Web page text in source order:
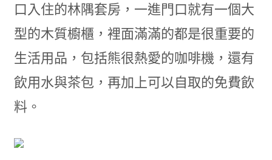
口入住的林隅套房，一進門口就有一個大
型的木質櫥櫃，裡面滿滿的都是很重要的
生活用品，包括熊很熱愛的咖啡機，還有
飲用水與茶包，再加上可以自取的免費飲
料。